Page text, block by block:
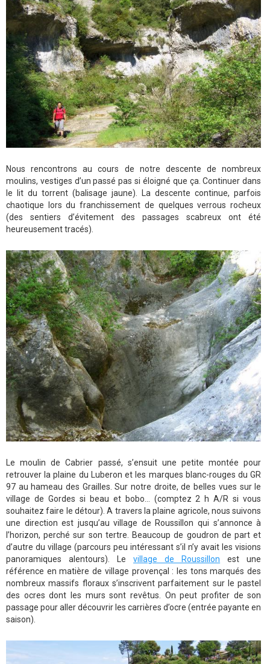
Nous rencontrons au cours de notre descente de nombreux
moulins, vestiges d’un passé pas si éloigné que ça. Continuer dans
le lit du torrent (balisage jaune). La descente continue, parfois
chaotique lors du franchissement de quelques verrous rocheux
(des sentiers d’évitement des passages scabreux ont été
heureusement tracés).
Le moulin de Cabrier passé, s’ensuit une petite montée pour
retrouver la plaine du Luberon et les marques blanc-rouges du GR
97 au hameau des Grailles. Sur notre droite, de belles vues sur le
village de Gordes si beau et bobo… (comptez 2 h A/R si vous
souhaitez faire le détour). A travers la plaine agricole, nous suivons
une direction est jusqu’au village de Roussillon qui s’annonce à
l’horizon, perché sur son tertre. Beaucoup de goudron de part et
d’autre du village (parcours peu intéressant s’il n’y avait les visions
panoramiques alentours). Levillage de Roussillon est une
référence en matière de village provençal : les tons marqués des
nombreux massifs floraux s’inscrivent parfaitement sur le pastel
des ocres dont les murs sont revêtus. On peut profiter de son
passage pour aller découvrir les carrières d’ocre (entrée payante en
saison).